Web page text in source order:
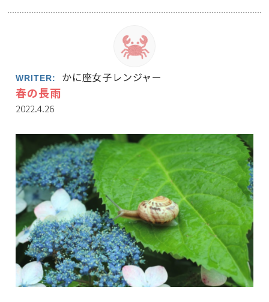
WRITER: かに座女子レンジャー
春の長雨
2022.4.26